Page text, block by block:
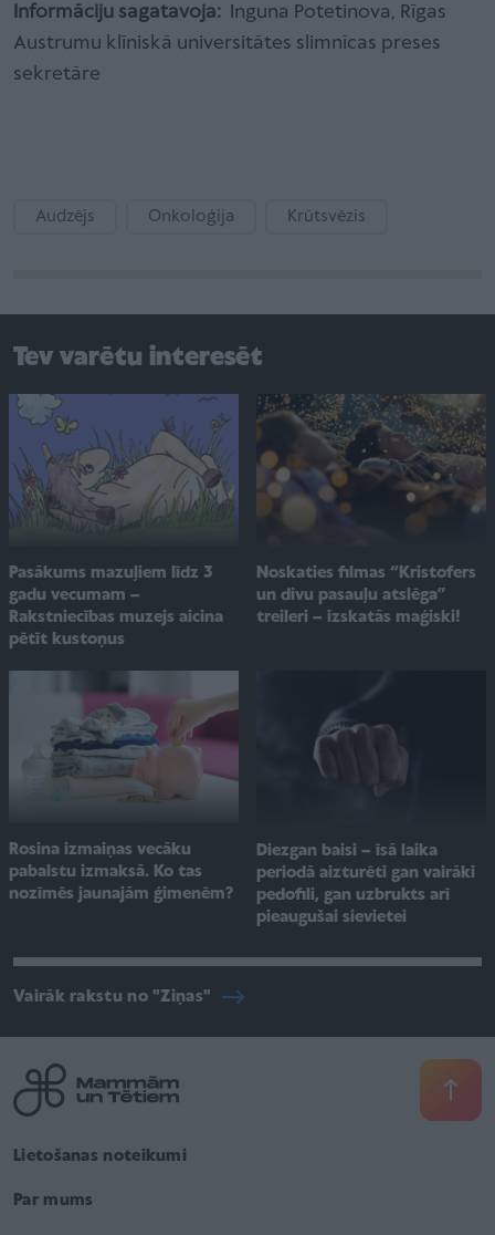
Informāciju sagatavoja:
Inguna Potetinova, Rīgas
Austrumu klīniskā universitātes slimnīcas preses
sekretāre
Audzējs Onkoloģija Krūtsvēzis
Tev varētu interesēt
Pasākums mazuļiem līdz 3
gadu vecumam –
Rakstniecības muzejs aicina
pētīt kustoņus
Noskaties filmas “Kristofers
un divu pasauļu atslēga”
treileri – izskatās maģiski!
Rosina izmaiņas vecāku
pabalstu izmaksā. Ko tas
nozīmēs jaunajām ģimenēm?
Diezgan baisi – īsā laika
periodā aizturēti gan vairāki
pedofili, gan uzbrukts arī
pieaugušai sievietei
Vairāk rakstu no "Ziņas"
Lietošanas noteikumi
Par mums